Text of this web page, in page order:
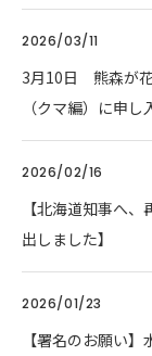
2026/03/11
3月10日 熊森が
（クマ編）に申し
2026/02/16
【北海道知事へ
出しました】
2026/01/23
【署名のお願い